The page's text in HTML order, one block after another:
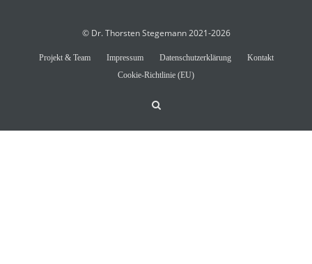
© Dr. Thorsten Stegemann 2021-2026
Projekt & Team Impressum Datenschutzerklärung
Kontakt
Cookie-Richtlinie (EU)